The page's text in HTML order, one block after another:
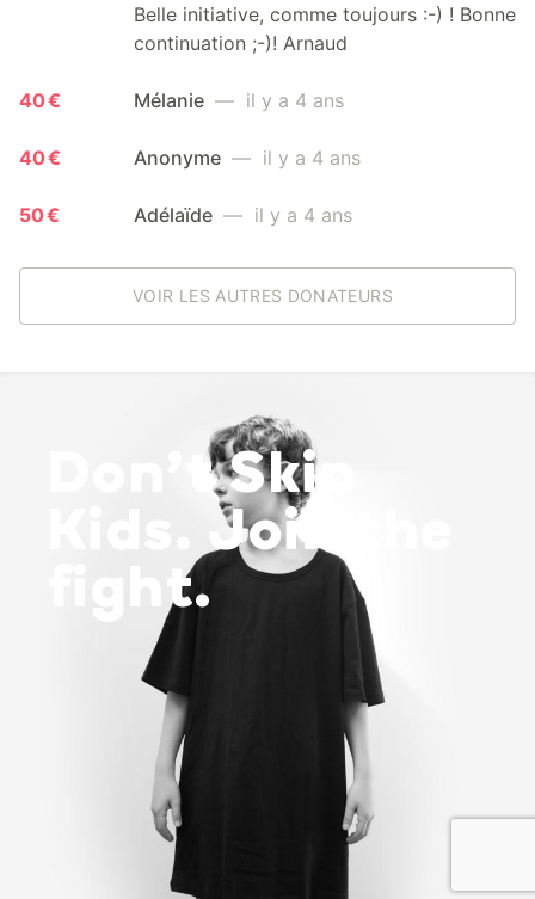
Belle initiative, comme toujours :-) ! Bonne
continuation ;-)! Arnaud
40 € Mélanie — il y a 4 ans
40 € Anonyme — il y a 4 ans
50 € Adélaïde — il y a 4 ans
VOIR LES AUTRES DONATEURS
Don’t Skip
Kids. Join the
fight.